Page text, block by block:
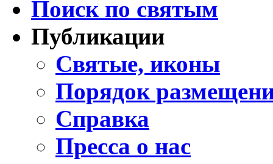
Поиск по святым
Публикации
Святые, иконы
Порядок
Справка
Пресса о нас